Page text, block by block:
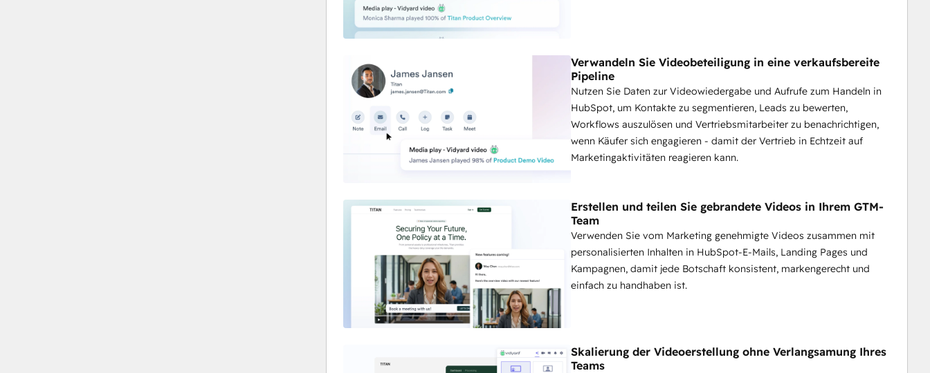
Verwandeln Sie Videobeteiligung in eine verkaufsbereite
Pipeline
Nutzen Sie Daten zur Videowiedergabe und Aufrufe zum Handeln in
HubSpot, um Kontakte zu segmentieren, Leads zu bewerten,
Workflows auszulösen und Vertriebsmitarbeiter zu benachrichtigen,
wenn Käufer sich engagieren - damit der Vertrieb in Echtzeit auf
Marketingaktivitäten reagieren kann.
Erstellen und teilen Sie gebrandete Videos in Ihrem GTM-
Team
Verwenden Sie vom Marketing genehmigte Videos zusammen mit
personalisierten Inhalten in HubSpot-E-Mails, Landing Pages und
Kampagnen, damit jede Botschaft konsistent, markengerecht und
einfach zu handhaben ist.
Skalierung der Videoerstellung ohne Verlangsamung Ihres
Teams